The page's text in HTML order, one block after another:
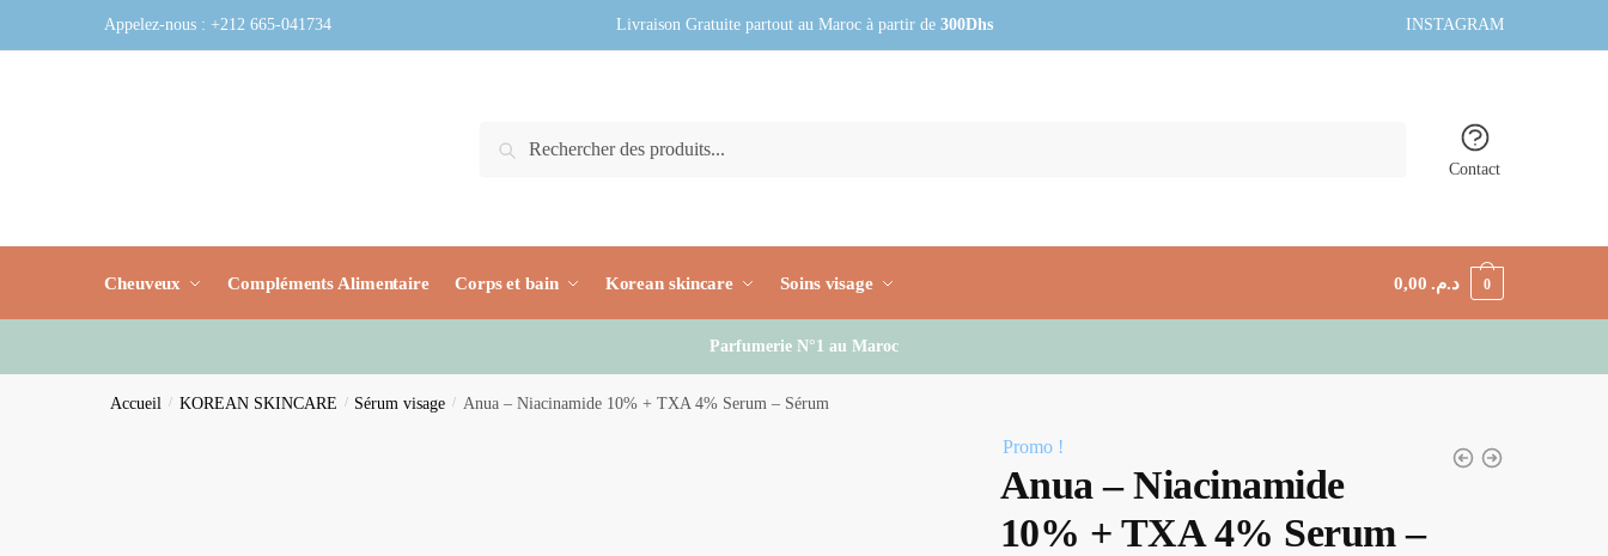
Appelez-nous : +212 665-041734 Livraison Gratuite partout au Maroc à partir de 300Dhs INSTAGRAM
Recherche
Contact
Cheuveux Compléments Alimentaire Corps et bain Korean skincare Soins visage د.م.0,00 0
Parfumerie N°1 au Maroc
Accueil / KOREAN SKINCARE / Sérum visage / Anua – Niacinamide 10% + TXA 4% Serum – Sérum
Promo !
Anua – Niacinamide
10% + TXA 4% Serum –